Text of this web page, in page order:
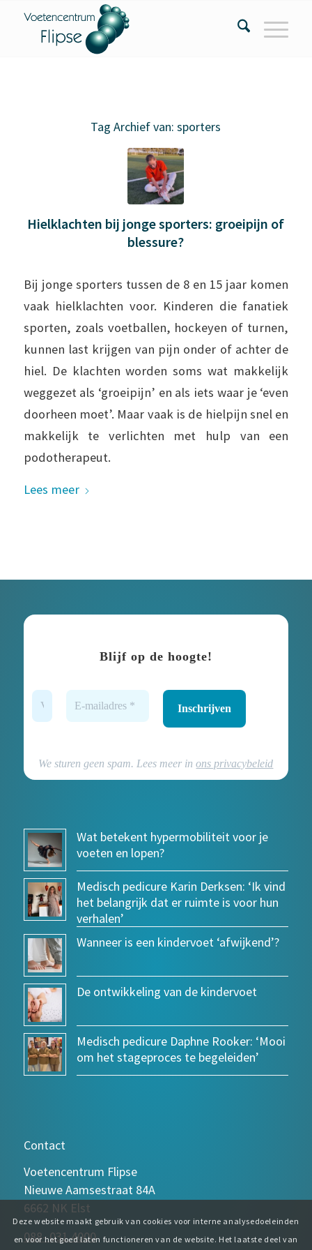
Tag Archief van:sporters
Hielklachten bij jonge sporters: groeipijn of
blessure?
Bij jonge sporters tussen de 8 en 15 jaar komen
vaak hielklachten voor. Kinderen die fanatiek
sporten, zoals voetballen, hockeyen of turnen,
kunnen last krijgen van pijn onder of achter de
hiel. De klachten worden soms wat makkelijk
weggezet als ‘groeipijn’ en als iets waar je ‘even
doorheen moet’. Maar vaak is de hielpijn snel en
makkelijk te verlichten met hulp van een
podotherapeut.
Lees meer
Blijf op de hoogte!
We sturen geen spam. Lees meer inons privacybeleid
Wat betekent hypermobiliteit voor je
voeten en lopen?
Medisch pedicure Karin Derksen: ‘Ik vind
het belangrijk dat er ruimte is voor hun
verhalen’
Wanneer is een kindervoet ‘afwijkend’?
De ontwikkeling van de kindervoet
Medisch pedicure Daphne Rooker: ‘Mooi
om het stageproces te begeleiden’
Contact
Voetencentrum Flipse
Nieuwe Aamsestraat 84A
6662 NK Elst
088- 031 4000
Deze website maakt gebruik van cookies voor interne analysedoeleinden
en voor het goed laten functioneren van de website. Het laatste deel van